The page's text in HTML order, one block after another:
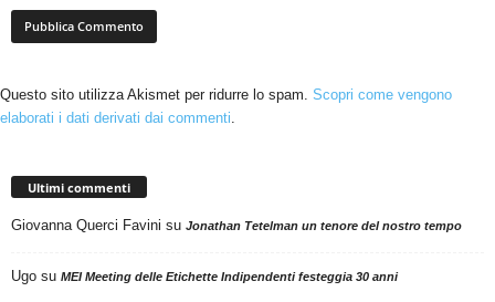
Questo sito utilizza Akismet per ridurre lo spam. Scopri come vengono
elaborati i dati derivati dai commenti.
Ultimi commenti
Giovanna Querci Favini su Jonathan Tetelman un tenore del nostro tempo
Ugo su MEI Meeting delle Etichette Indipendenti festeggia 30 anni